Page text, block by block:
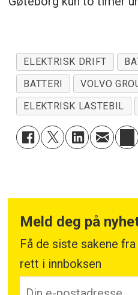
ELEKTRISK DRIFT
BATTERI
VOLVO
ELEKTRISK LASTEBIL
Meld deg på
Få de siste sakene
rett i innboksen